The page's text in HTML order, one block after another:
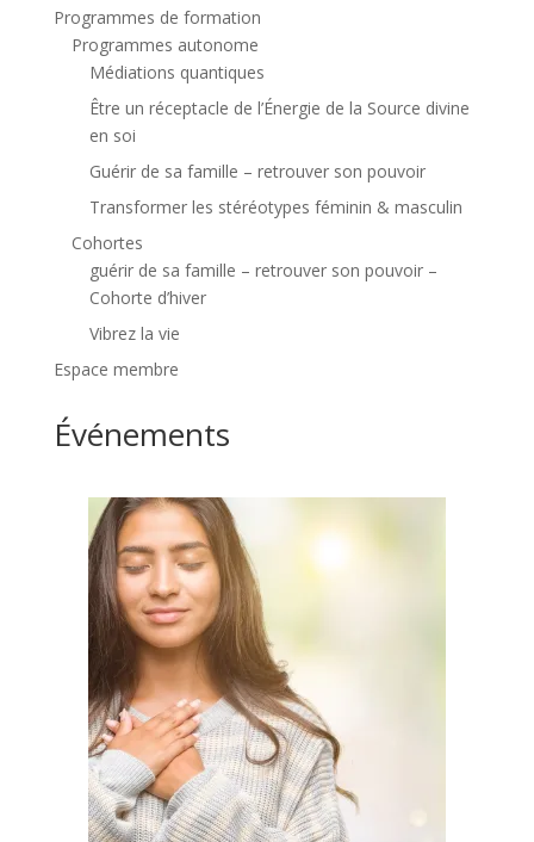
Programmes de formation
Programmes autonome
Médiations quantiques
Être un réceptacle de l’Énergie de la Source divine
en soi
Guérir de sa famille – retrouver son pouvoir
Transformer les stéréotypes féminin & masculin
Cohortes
guérir de sa famille – retrouver son pouvoir –
Cohorte d’hiver
Vibrez la vie
Espace membre
Événements